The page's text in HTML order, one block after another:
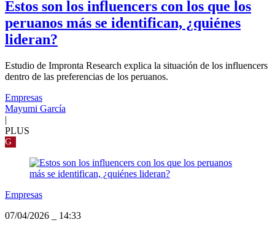
Estos son los influencers con los que los
peruanos más se identifican, ¿quiénes
lideran?
Estudio de Impronta Research explica la situación de los influencers
dentro de las preferencias de los peruanos.
Empresas
Mayumi García
|
PLUS
G
Empresas
07/04/2026
14:33